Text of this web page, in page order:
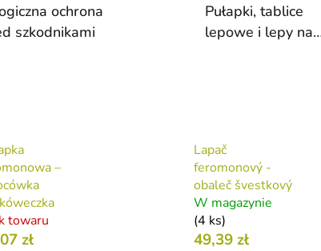
ochrona
szkodnikami
Pułapki, tablice
lepowe i lepy na
–
towaru
zł
Lapač
feromonový -
obaleč švestkový
W magazynie
(4 ks)
49,39 zł